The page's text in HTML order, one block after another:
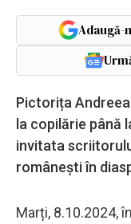
Adaugă-
Pictorița
la copilărie până
invitata
românești în
Marți, 8.10.2024,